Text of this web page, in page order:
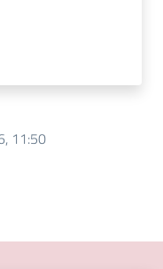
11:50